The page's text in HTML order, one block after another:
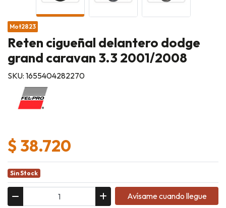
Mot2823
Reten cigueñal delantero dodge
grand caravan 3.3 2001/2008
SKU: 1655404282270
$ 38.720
Sin Stock
Avísame cuando llegue